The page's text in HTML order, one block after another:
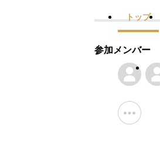
トップ
参加メンバー